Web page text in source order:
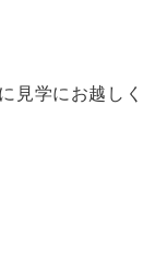
見学にお越し